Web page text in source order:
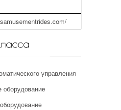
управления
оборудование